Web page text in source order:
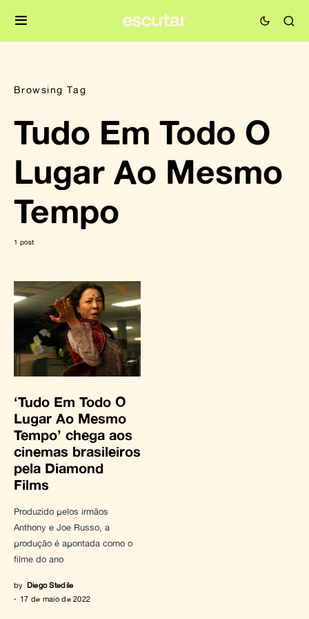
Browsing Tag
Tudo Em Todo O
Lugar Ao Mesmo
Tempo
1 post
‘Tudo Em Todo O
Lugar Ao Mesmo
Tempo’ chega aos
cinemas brasileiros
pela Diamond
Films
Produzido pelos irmãos
Anthony e Joe Russo, a
produção é apontada como o
filme do ano
by Diego Stedile
17 de maio de 2022